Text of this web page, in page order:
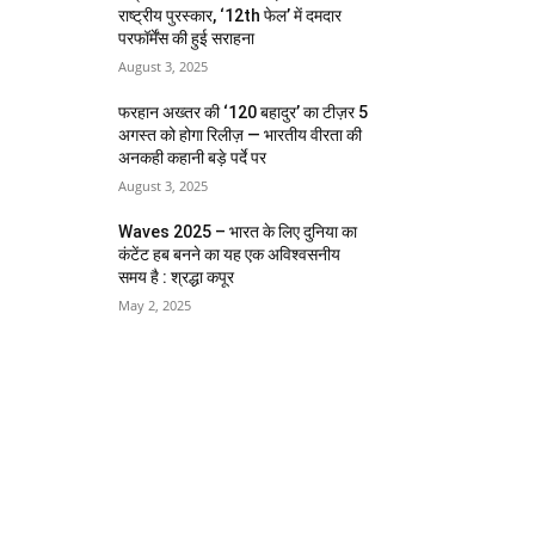
राष्ट्रीय पुरस्कार, ‘12th फेल’ में दमदार
परफॉर्मेंस की हुई सराहना
August 3, 2025
फरहान अख्तर की ‘120 बहादुर’ का टीज़र 5
अगस्त को होगा रिलीज़ — भारतीय वीरता की
अनकही कहानी बड़े पर्दे पर
August 3, 2025
Waves 2025 – भारत के लिए दुनिया का
कंटेंट हब बनने का यह एक अविश्वसनीय
समय है : श्रद्धा कपूर
May 2, 2025